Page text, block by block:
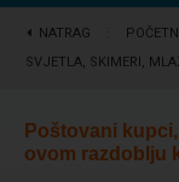
NATRAG
SVJETLA, SKIMERI,
Poštovani
ovom razdoblju